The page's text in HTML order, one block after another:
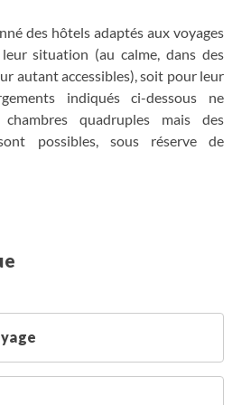
des hôtels adaptés aux voyages
situation (au calme, dans des
autant accessibles), soit pour leur
indiqués ci-dessous ne
quadruples mais des
possibles, sous réserve de
simple sont compensées par
confortables, parfois avec piscine.
Beach
Villa
Kitulgala Resthouse
Galway Heights
l'habitant (confort simple,
bain à partager)
Resort ou Hotel Sun Rise